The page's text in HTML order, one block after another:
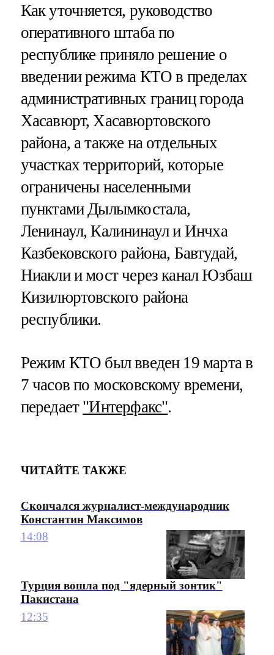
Как уточняется, руководство
оперативного штаба по
республике приняло решение о
введении режима КТО в пределах
административных границ города
Хасавюрт, Хасавюртовского
района, а также на отдельных
участках территорий, которые
ограничены населенными
пунктами Дылымкостала,
Ленинаул, Калининаул и Инчха
Казбековского района, Бавтудай,
Ниакли и мост через канал Юзбаш
Кизилюртовского района
республики.
Режим КТО был введен 19 марта в
7 часов по московскому времени,
передает "Интерфакс".
ЧИТАЙТЕ ТАКЖЕ
Скончался журналист-международник
Константин Максимов
14:08
Турция вошла под "ядерный зонтик"
Пакистана
12:35